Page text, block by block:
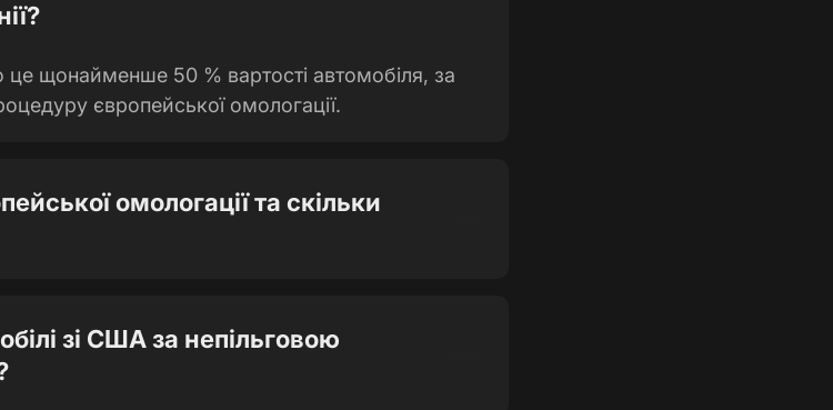
щонайменше 50 % вартості автомобіля, за
європейської омологації.
омологації та скільки
зі США за непільговою